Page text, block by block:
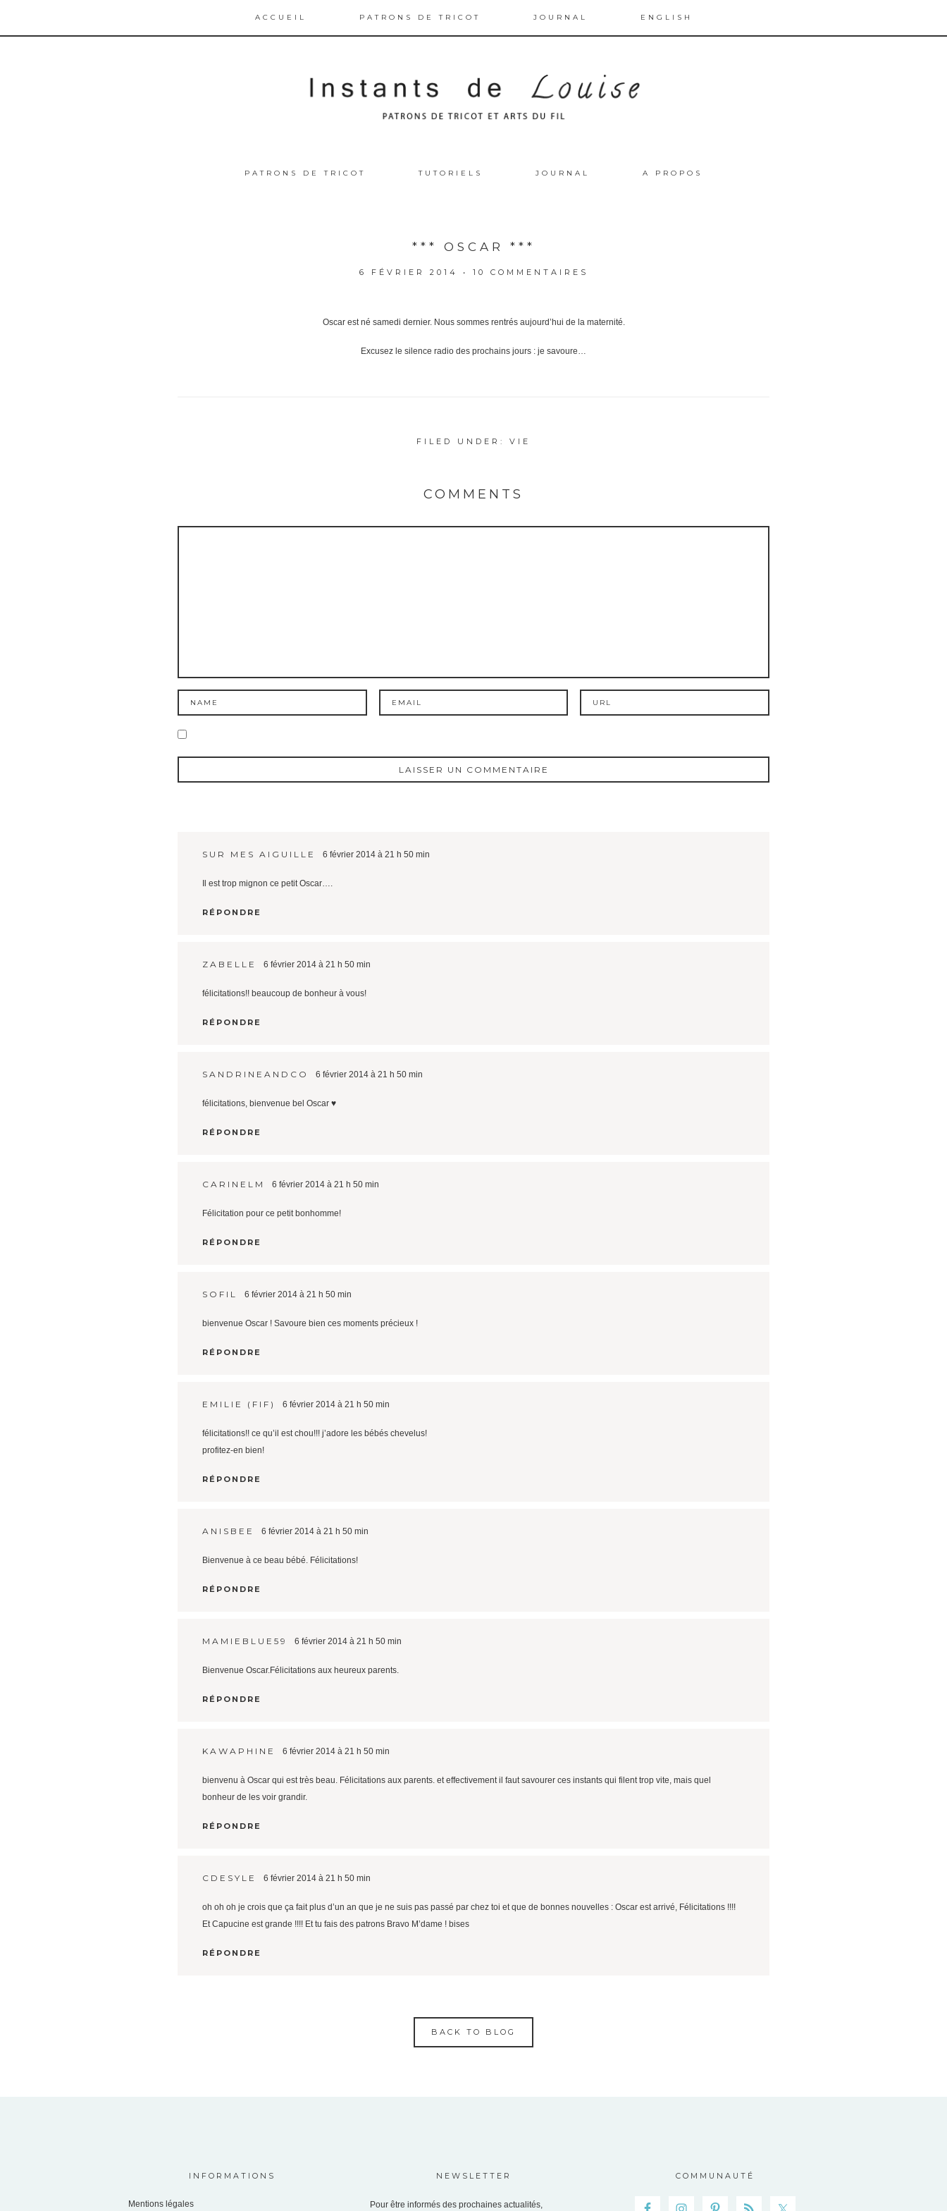
ACCUEIL PATRONS DE TRICOT JOURNAL ENGLISH
PATRONS DE TRICOT TUTORIELS JOURNAL A PROPOS
*** OSCAR ***
6 FÉVRIER 2014 • 10 COMMENTAIRES
Oscar est né samedi dernier. Nous sommes rentrés aujourd’hui de la maternité.
Excusez le silence radio des prochains jours : je savoure…
FILED UNDER: VIE
COMMENTS
SUR MES AIGUILLE 6 février 2014 à 21 h 50 min
Il est trop mignon ce petit Oscar….
RÉPONDRE
ZABELLE 6 février 2014 à 21 h 50 min
félicitations!! beaucoup de bonheur à vous!
RÉPONDRE
SANDRINEANDCO 6 février 2014 à 21 h 50 min
félicitations, bienvenue bel Oscar ♥
RÉPONDRE
CARINELM 6 février 2014 à 21 h 50 min
Félicitation pour ce petit bonhomme!
RÉPONDRE
SOFIL 6 février 2014 à 21 h 50 min
bienvenue Oscar ! Savoure bien ces moments précieux !
RÉPONDRE
EMILIE (FIF) 6 février 2014 à 21 h 50 min
félicitations!! ce qu’il est chou!!! j’adore les bébés chevelus!
profitez-en bien!
RÉPONDRE
ANISBEE 6 février 2014 à 21 h 50 min
Bienvenue à ce beau bébé. Félicitations!
RÉPONDRE
MAMIEBLUE59 6 février 2014 à 21 h 50 min
Bienvenue Oscar.Félicitations aux heureux parents.
RÉPONDRE
KAWAPHINE 6 février 2014 à 21 h 50 min
bienvenu à Oscar qui est très beau. Félicitations aux parents. et effectivement il faut savourer ces instants qui filent trop vite, mais quel
bonheur de les voir grandir.
RÉPONDRE
CDESYLE 6 février 2014 à 21 h 50 min
oh oh oh je crois que ça fait plus d’un an que je ne suis pas passé par chez toi et que de bonnes nouvelles : Oscar est arrivé, Félicitations !!!!
Et Capucine est grande !!!! Et tu fais des patrons Bravo M’dame ! bises
RÉPONDRE
BACK TO BLOG
INFORMATIONS
Mentions légales
NEWSLETTER
Pour être informés des prochaines actualités,
COMMUNAUTÉ